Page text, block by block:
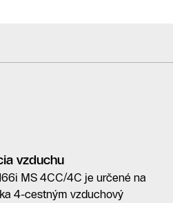
vzduchu
MS 4CC/4C je určené na
4-cestným vzduchový